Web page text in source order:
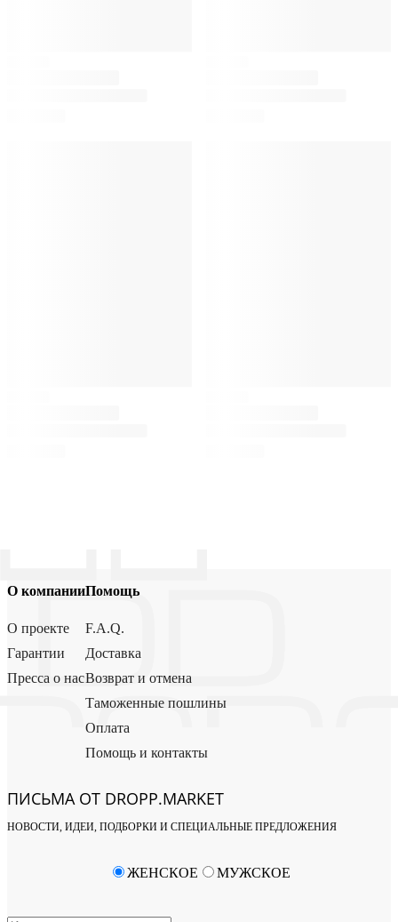
О компании
О проекте
Гарантии
Пресса о нас
Помощь
F.A.Q.
Доставка
Возврат и отмена
Таможенные пошлины
Оплата
Помощь и контакты
ПИСЬМА ОТ DROPP.MARKET
НОВОСТИ, ИДЕИ, ПОДБОРКИ И СПЕЦИАЛЬНЫЕ ПРЕДЛОЖЕНИЯ
ЖЕНСКОЕ МУЖСКОЕ